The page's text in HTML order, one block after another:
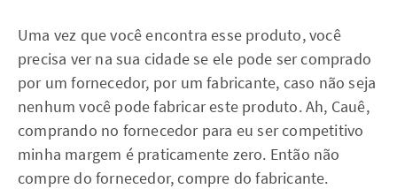
Uma vez que você encontra esse produto, você
precisa ver na sua cidade se ele pode ser comprado
por um fornecedor, por um fabricante, caso não seja
nenhum você pode fabricar este produto. Ah, Cauê,
comprando no fornecedor para eu ser competitivo
minha margem é praticamente zero. Então não
compre do fornecedor, compre do fabricante.